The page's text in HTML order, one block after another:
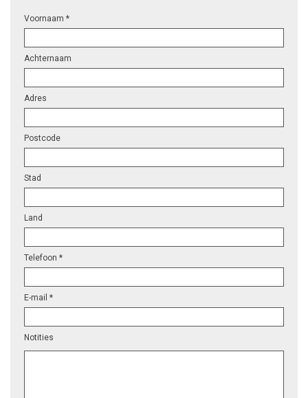
Voornaam *
Achternaam
Adres
Postcode
Stad
Land
Telefoon *
E-mail *
Notities